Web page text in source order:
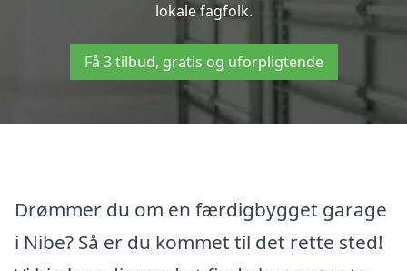
lokale fagfolk.
Få 3 tilbud, gratis og uforpligtende
Drømmer du om en færdigbygget garage
i Nibe? Så er du kommet til det rette sted!